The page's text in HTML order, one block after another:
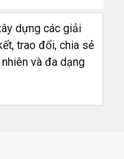
dựng các giải
trao đổi, chia sẻ
và đa dạng